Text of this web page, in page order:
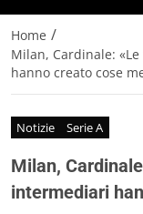
Home /
Milan, Cardinale:
hanno creato cose
Notizie Serie A
Milan,
intermediari